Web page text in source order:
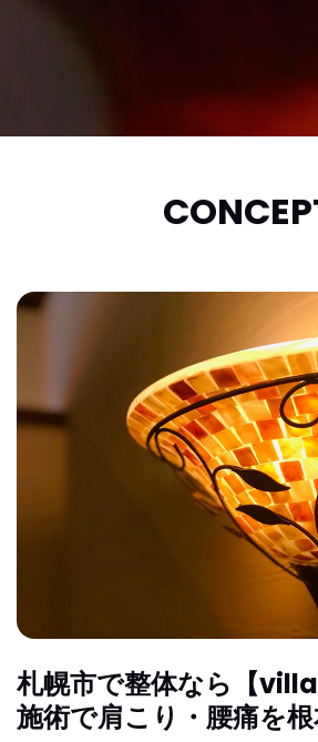
札幌市で整体なら【
施術で肩こり・腰痛を根